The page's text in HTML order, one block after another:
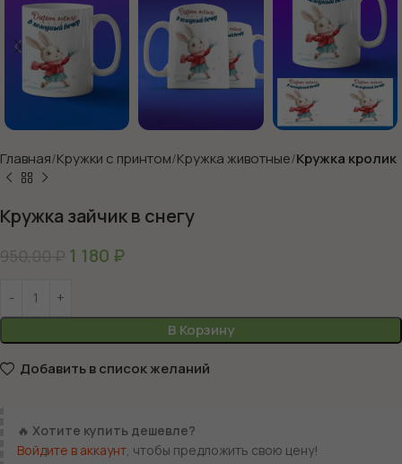
Главная Кружки с принтом Кружка животные Кружка кролик
Кружка зайчик в снегу
950,00₽ 1 180 ₽
В Корзину
Добавить в список желаний
🔥 Хотите купить дешевле?
Войдите в аккаунт , чтобы предложить свою цену!